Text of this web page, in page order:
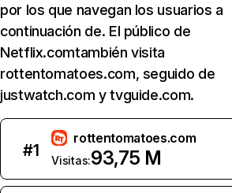
por los que navegan los usuarios a
continuación de. El público de
Netflix.comtambién visita
rottentomatoes.com, seguido de
justwatch.com y tvguide.com.
#1
rottentomatoes.com
Visitas:93,75 M